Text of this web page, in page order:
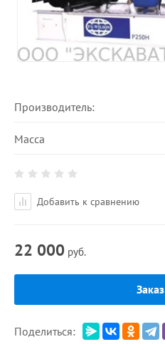
Производитель:
Масса
Добавить к сравнению
22 000 руб.
Заказ
Поделиться: